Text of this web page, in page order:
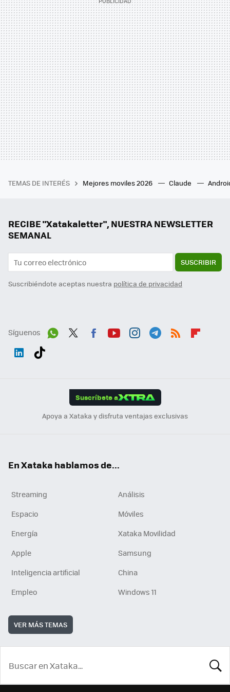
TEMAS DE INTERÉS Mejores moviles 2026 Claude
RECIBE "Xatakaletter", NUESTRA NEWSLETTER
SEMANAL
SUSCRIBIR
Suscribiéndote aceptas nuestra política de privacidad
Síguenos
Suscríbete a
Apoya a Xataka y disfruta ventajas exclusivas
En Xataka hablamos de...
Streaming
Análisis
Espacio
Móviles
Energía
Xataka Movilidad
Apple
Samsung
Inteligencia artificial
China
Empleo
Windows 11
VER MÁS TEMAS